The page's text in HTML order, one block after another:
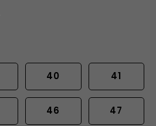
40 41
46 47